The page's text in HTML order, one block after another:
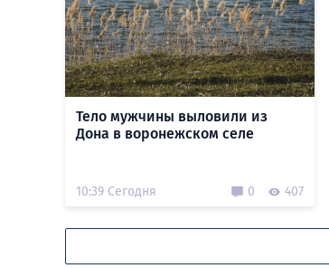
Тело мужчины выловили из
Дона в воронежском селе
10:39 Сегодня 0 407